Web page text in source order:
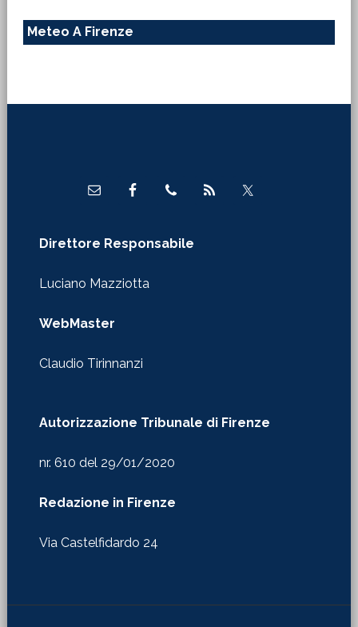
Meteo A Firenze
Direttore Responsabile
Luciano Mazziotta
WebMaster
Claudio Tirinnanzi
Autorizzazione Tribunale di Firenze
nr. 610 del 29/01/2020
Redazione in Firenze
Via Castelfidardo 24